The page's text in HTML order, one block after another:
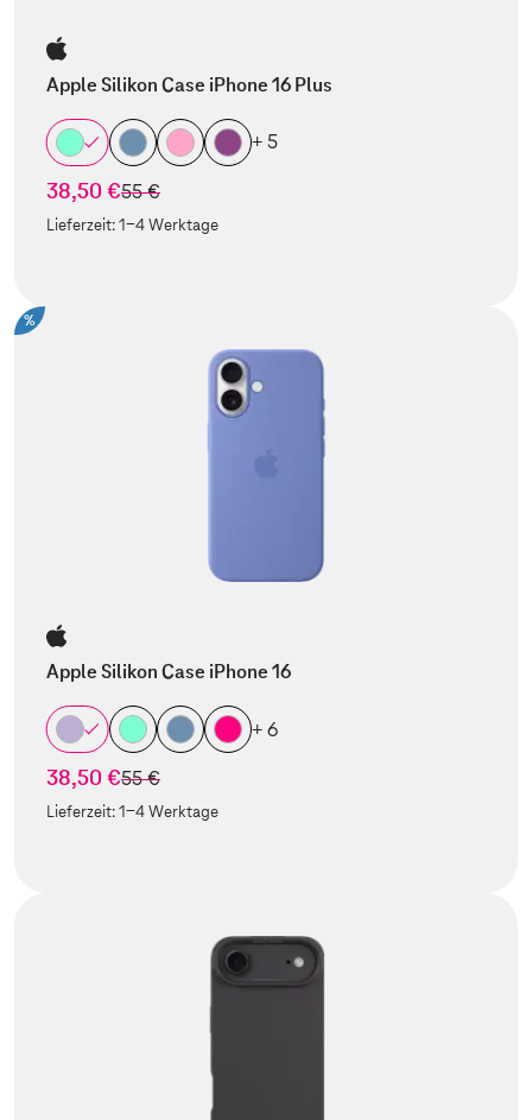
Apple Silikon Case iPhone 16 Plus
+ 5
38,50 €statt
55 €
Lieferzeit:1-4 Werktage
%
Apple Silikon Case iPhone 16
+ 6
38,50 €statt
55 €
Lieferzeit:1-4 Werktage